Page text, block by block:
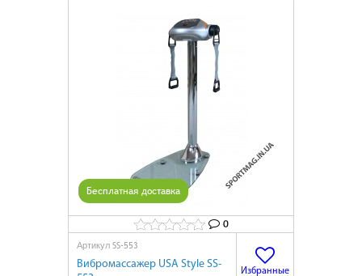
0
Бесплатная доставка
Артикул SS-553
Вибромассажер USA Style SS-
Избранные